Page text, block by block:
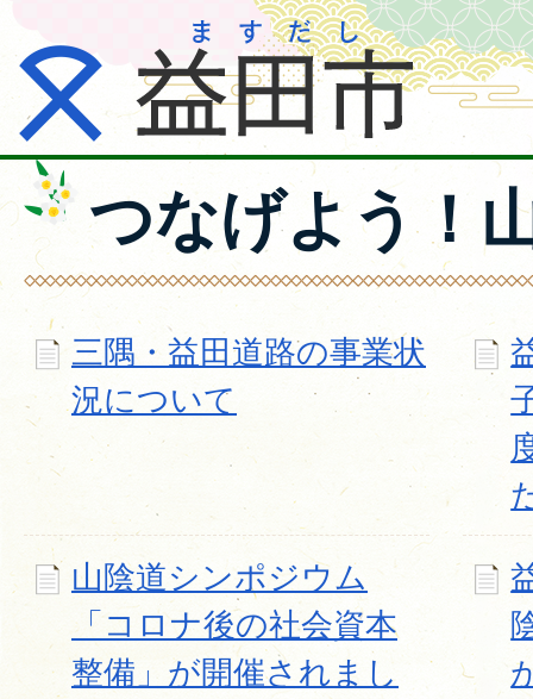
つなげよう！
三隅・益田道路の事業状
況について
山陰道シンポジウム
「コロナ後の社会資本
整備」が開催されまし